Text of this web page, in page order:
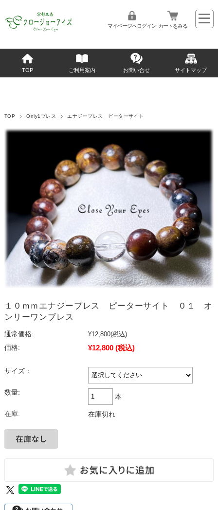
マイページへログイン カートをみる
TOP ご利用案内 お問い合せ サイトマップ
TOP Only1ブレス エナジーブレス ピーターサイト
１０ｍｍエナジーブレス ピーターサイト ０１ オ
ンリーワンブレス
通常価格: ¥12,800(税込)
価格:
¥12,800 (税込)
サイズ：
数量:
本
在庫: 在庫切れ